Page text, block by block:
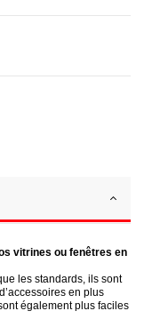
vitrines ou fenêtres en
les standards, ils sont
en plus
également plus faciles